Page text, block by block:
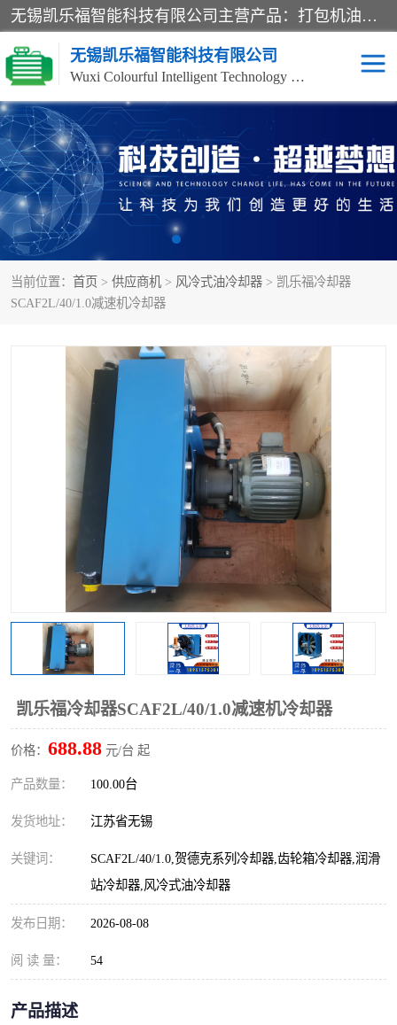
无锡凯乐福智能科技有限公司主营产品：打包机油泵、风冷式油冷却器、液压阀、液压泵、冷却器、过滤器及气动元器件。公司主导生产齿轮泵、齿轮马达、液压阀等产品。共计100多个系列、3000余种规格。覆盖了液压系统的动力元件、控制元件和执行元件，具备较强的成套供货、服务能力。
无锡凯乐福智能科技有限公司
Wuxi Colourful Intelligent Technology Co., Ltd
当前位置： 首页 > 供应商机 > 风冷式油冷却器 > 凯乐福冷却器
SCAF2L/40/1.0减速机冷却器
凯乐福冷却器SCAF2L/40/1.0减速机冷却器
价格： 688.88 元/台 起
产品数量： 100.00台
发货地址： 江苏省无锡
关键词：
SCAF2L/40/1.0,贺德克系列冷却器,齿轮箱冷却器,润滑
站冷却器,风冷式油冷却器
发布日期： 2026-08-08
阅 读 量： 54
产品描述
齿轮泵 机床冷却泵
风冷式油冷却器 叶片泵
液压马达
柱塞泵 方向阀
高压球阀 电机
列管式油冷却器